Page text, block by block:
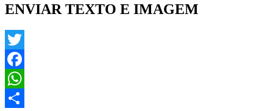
ENVIAR TEXTO E IMAGEM
Twitter
Facebook
WhatsApp